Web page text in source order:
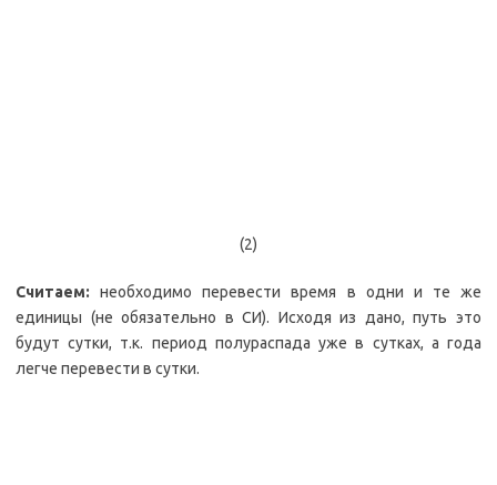
(2)
Считаем: необходимо перевести время в одни и те же
единицы (не обязательно в СИ). Исходя из дано, путь это
будут сутки, т.к. период полураспада уже в сутках, а года
легче перевести в сутки.